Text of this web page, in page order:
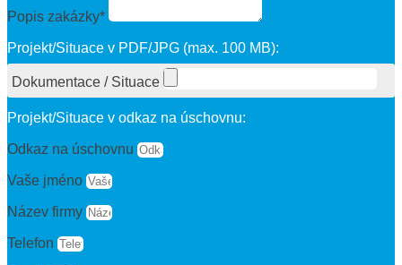
Popis zakázky*
Projekt/Situace v PDF/JPG (max. 100 MB):
Dokumentace / Situace
Projekt/Situace v odkaz na úschovnu:
Odkaz na úschovnu
Vaše jméno
Název firmy
Telefon